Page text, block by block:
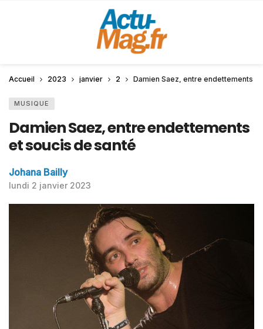
Accueil 2023 janvier 2 Damien Saez, entre endettements
MUSIQUE
Damien Saez, entre endettements
et soucis de santé
Johana Bailly
lundi 2 janvier 2023